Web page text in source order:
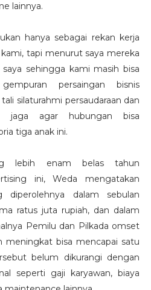
lainnya.
hanya sebagai rekan kerja
tapi menurut saya mereka
sehingga kami masih bisa
persaingan bisnis
silaturahmi persaudaraan dan
jaga agar hubungan bisa
tiga anak ini.
lebih enam belas tahun
ini, Weda mengatakan
diperolehnya dalam sebulan
ratus juta rupiah, dan dalam
Pemilu dan Pilkada omset
meningkat bisa mencapai satu
belum dikurangi dengan
seperti gaji karyawan, biaya